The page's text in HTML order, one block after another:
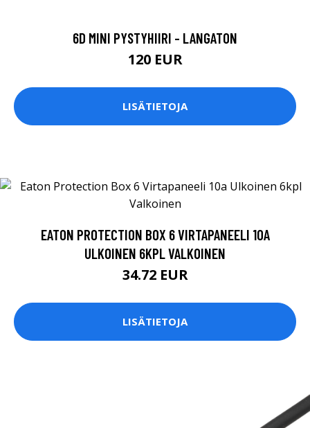
6D MINI PYSTYHIIRI - LANGATON
120 EUR
LISÄTIETOJA
EATON PROTECTION BOX 6 VIRTAPANEELI 10A
ULKOINEN 6KPL VALKOINEN
34.72 EUR
LISÄTIETOJA